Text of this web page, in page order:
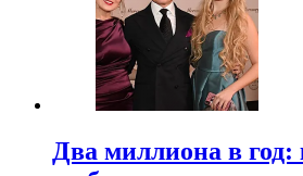
Два миллиона в год: